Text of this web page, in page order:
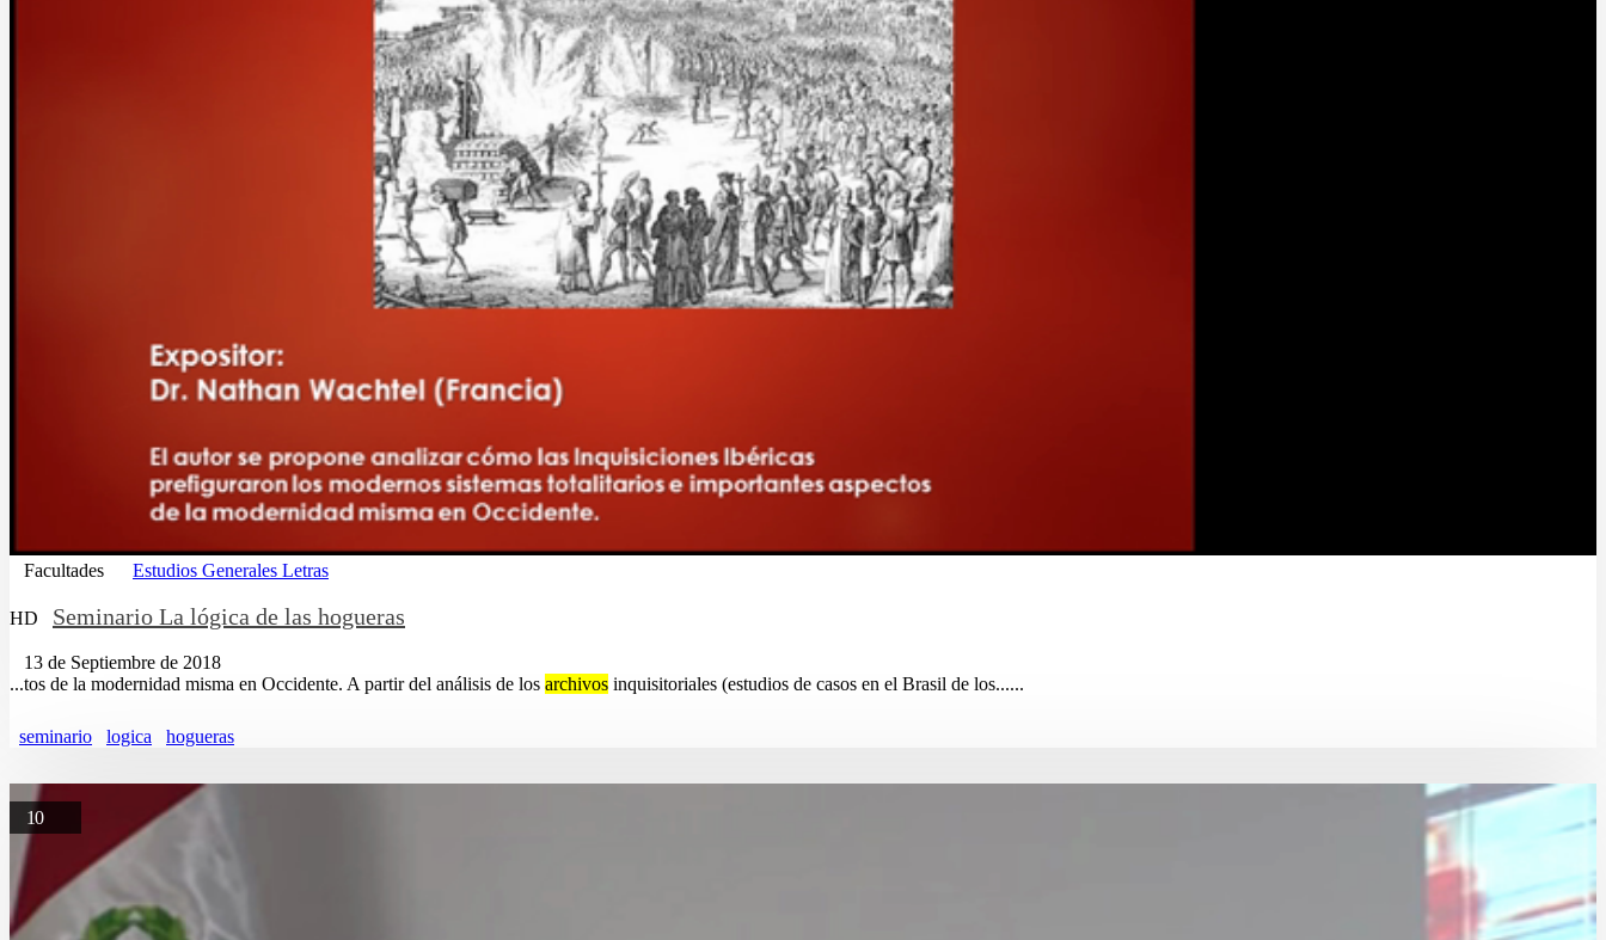
Facultades Estudios Generales Letras
HD Seminario La lógica de las hogueras
13 de Septiembre de 2018
...tos de la modernidad misma en Occidente. A partir del análisis de los archivos inquisitoriales (estudios de casos en el Brasil de los......
seminario logica hogueras
10